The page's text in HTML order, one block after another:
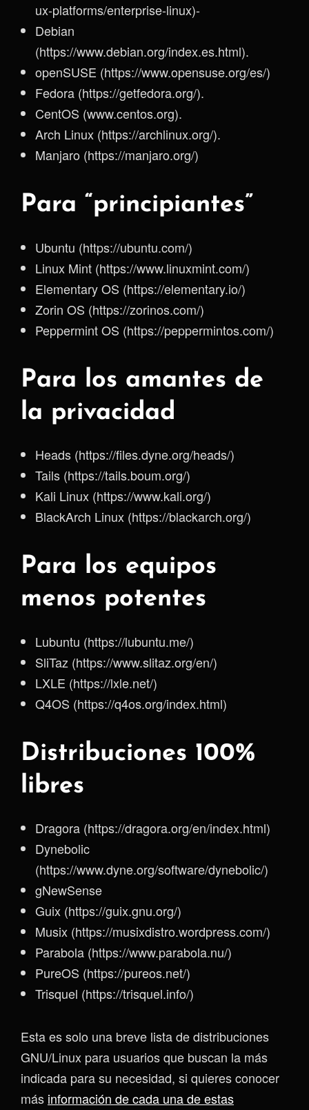
ux-platforms/enterprise-linux)-
Debian
(https://www.debian.org/index.es.html).
openSUSE (https://www.opensuse.org/es/)
Fedora (https://getfedora.org/).
CentOS (www.centos.org).
Arch Linux (https://archlinux.org/).
Manjaro (https://manjaro.org/)
Para “principiantes”
Ubuntu (https://ubuntu.com/)
Linux Mint (https://www.linuxmint.com/)
Elementary OS (https://elementary.io/)
Zorin OS (https://zorinos.com/)
Peppermint OS (https://peppermintos.com/)
Para los amantes de
la privacidad
Heads (https://files.dyne.org/heads/)
Tails (https://tails.boum.org/)
Kali Linux (https://www.kali.org/)
BlackArch Linux (https://blackarch.org/)
Para los equipos
menos potentes
Lubuntu (https://lubuntu.me/)
SliTaz (https://www.slitaz.org/en/)
LXLE (https://lxle.net/)
Q4OS (https://q4os.org/index.html)
Distribuciones 100%
libres
Dragora (https://dragora.org/en/index.html)
Dynebolic
(https://www.dyne.org/software/dynebolic/)
gNewSense
Guix (https://guix.gnu.org/)
Musix (https://musixdistro.wordpress.com/)
Parabola (https://www.parabola.nu/)
PureOS (https://pureos.net/)
Trisquel (https://trisquel.info/)
Esta es solo una breve lista de distribuciones
GNU/Linux para usuarios que buscan la más
indicada para su necesidad, si quieres conocer
más información de cada una de estas